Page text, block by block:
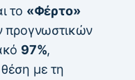
το «Φέρτο»
προγνωστικών
97%,
με τη